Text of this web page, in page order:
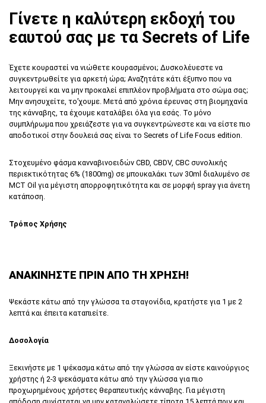
Γίνετε η καλύτερη εκδοχή του
εαυτού σας με τα Secrets of Life
Έχετε κουραστεί να νιώθετε κουρασμένοι; Δυσκολέυεστε να
συγκεντρωθείτε για αρκετή ώρα; Αναζητάτε κάτι έξυπνο που να
λειτουργεί και να μην προκαλεί επιπλέον προβλήματα στο σώμα σας;
Μην ανησυχείτε, το’χουμε. Μετά από χρόνια έρευνας στη βιομηχανία
της κάνναβης, τα έχουμε καταλάβει όλα για εσάς. Το μόνο
συμπλήρωμα που χρειάζεστε για να συγκεντρώνεστε και να είστε πιο
αποδοτικοί στην δουλειά σας είναι το Secrets of Life Focus edition.
Στοχευμένο φάσμα κανναβινοειδών CBD, CBDV, CBC συνολικής
περιεκτικότητας 6% (1800mg) σε μπουκαλάκι των 30ml διαλυμένο σε
MCT Oil για μέγιστη απορροφητικότητα και σε μορφή spray για άνετη
κατάποση.
Τρόπος Χρήσης
ΑΝΑΚΙΝΗΣΤΕ ΠΡΙΝ ΑΠΟ ΤΗ ΧΡΗΣΗ!
Ψεκάστε κάτω από την γλώσσα τα σταγονίδια, κρατήστε για 1 με 2
λεπτά και έπειτα καταπιείτε.
Δοσολογία
Ξεκινήστε με 1 ψέκασμα κάτω από την γλώσσα αν είστε καινούργιος
χρήστης ή 2-3 ψεκάσματα κάτω από την γλώσσα για πιο
προχωρημένους χρήστες θεραπευτικής κάνναβης. Για μέγιστη